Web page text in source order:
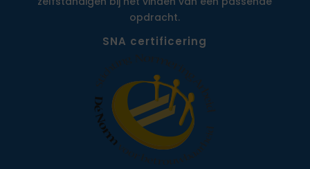
opdracht.
SNA certificering